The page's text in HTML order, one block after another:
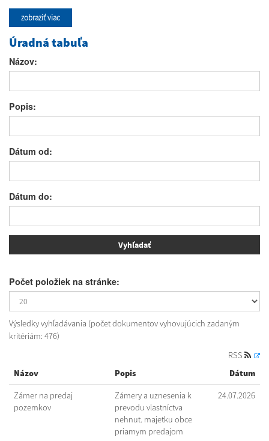
zobraziť viac
Úradná tabuľa
Názov:
Popis:
Dátum od:
Dátum do:
Počet položiek na stránke:
Výsledky vyhľadávania (počet dokumentov vyhovujúcich zadaným
kritériám: 476)
RSS
Názov
Popis Dátum
Zámer na predaj
pozemkov
Zámery a uznesenia k
prevodu vlastníctva
nehnut. majetku obce
priamym predajom
24.07.2026